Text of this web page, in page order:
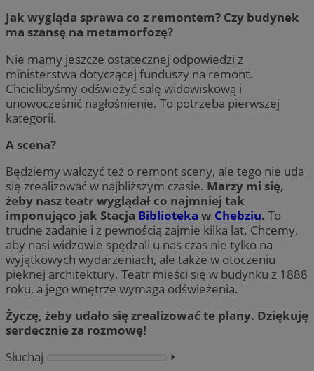
Jak wygląda sprawa co z remontem? Czy budynek
ma szansę na metamorfozę?
Nie mamy jeszcze ostatecznej odpowiedzi z
ministerstwa dotyczącej funduszy na remont.
Chcielibyśmy odświeżyć salę widowiskową i
unowocześnić nagłośnienie. To potrzeba pierwszej
kategorii.
A scena?
Będziemy walczyć też o remont sceny, ale tego nie uda
się zrealizować w najbliższym czasie. Marzy mi się,
żeby nasz teatr wyglądał co najmniej tak
imponująco jak Stacja Biblioteka w Chebziu. To
trudne zadanie i z pewnością zajmie kilka lat. Chcemy,
aby nasi widzowie spędzali u nas czas nie tylko na
wyjątkowych wydarzeniach, ale także w otoczeniu
pięknej architektury. Teatr mieści się w budynku z 1888
roku, a jego wnętrze wymaga odświeżenia.
Życzę, żeby udało się zrealizować te plany. Dziękuję
serdecznie za rozmowę!
Słuchaj
⏵︎